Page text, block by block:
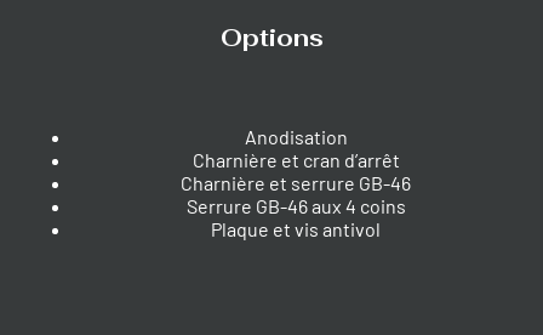
Options
Anodisation
Charnière et cran d’arrêt
Charnière et serrure GB-46
Serrure GB-46 aux 4 coins
Plaque et vis antivol